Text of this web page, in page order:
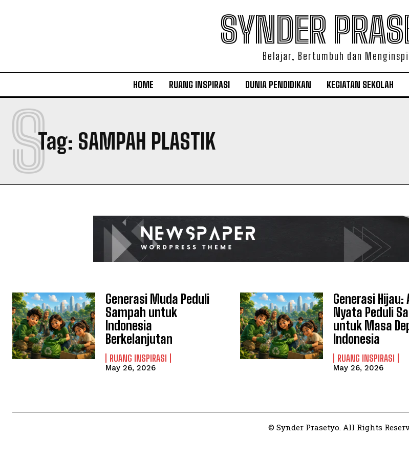
SYNDER
Belajar, Bertumbuh dan
HOME RUANG INSPIRASI DUNIA PENDIDIKAN KEGIATAN SEKOLAH
Tag: SAMPAH PLASTIK
S
Generasi Muda Peduli
Sampah untuk
Indonesia
Berkelanjutan
RUANG INSPIRASI
May 26, 2026
Generasi Hijau:
Nyata Peduli
untuk Masa
Indonesia
RUANG INSPIRASI
May 26, 2026
© Synder Prasetyo. All Rights